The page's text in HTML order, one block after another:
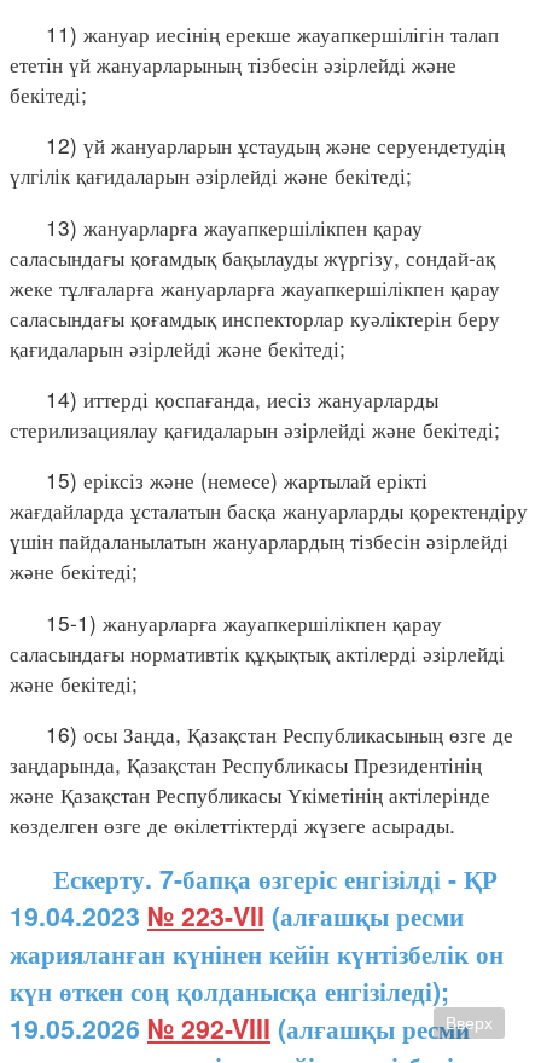
11) жануар иесінің ерекше жауапкершілігін талап
ететін үй жануарларының тізбесін әзірлейді және
бекітеді;
12) үй жануарларын ұстаудың және серуендетудің
үлгілік қағидаларын әзірлейді және бекітеді;
13) жануарларға жауапкершілікпен қарау
саласындағы қоғамдық бақылауды жүргізу, сондай-ақ
жеке тұлғаларға жануарларға жауапкершілікпен қарау
саласындағы қоғамдық инспекторлар куәліктерін беру
қағидаларын әзірлейді және бекітеді;
14) иттерді қоспағанда, иесіз жануарларды
стерилизациялау қағидаларын әзірлейді және бекітеді;
15) еріксіз және (немесе) жартылай ерікті
жағдайларда ұсталатын басқа жануарларды қоректендіру
үшін пайдаланылатын жануарлардың тізбесін әзірлейді
және бекітеді;
15-1) жануарларға жауапкершілікпен қарау
саласындағы нормативтік құқықтық актілерді әзірлейді
және бекітеді;
16) осы Заңда, Қазақстан Республикасының өзге де
заңдарында, Қазақстан Республикасы Президентінің
және Қазақстан Республикасы Үкіметінің актілерінде
көзделген өзге де өкілеттіктерді жүзеге асырады.
Ескерту. 7-бапқа өзгеріс енгізілді - ҚР
19.04.2023 № 223-VII (алғашқы ресми
жарияланған күнінен кейін күнтізбелік он
күн өткен соң қолданысқа енгізіледі);
19.05.2026 № 292-VIII (алғашқы ресмиВверх